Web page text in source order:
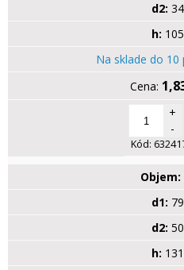
d2:
h:
Na sklade do 10
+
-
Kód:
Objem:
d1:
d2:
h: